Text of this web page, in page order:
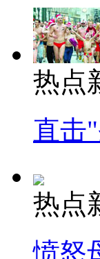
热点
直击
热点
愤怒